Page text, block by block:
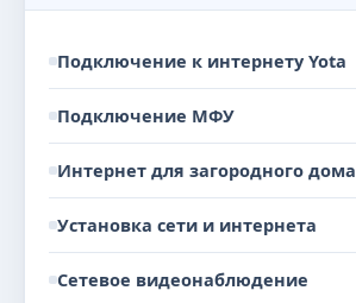
Подключение к интернету Yota
Подключение МФУ
Интернет для загородного дома
Установка сети и интернета
Сетевое видеонаблюдение